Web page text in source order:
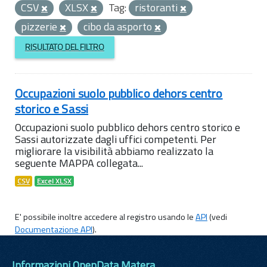
CSV
XLSX Tag: ristoranti
pizzerie
cibo da asporto
RISULTATO DEL FILTRO
Occupazioni suolo pubblico dehors centro
storico e Sassi
Occupazioni suolo pubblico dehors centro storico e
Sassi autorizzate dagli uffici competenti. Per
migliorare la visibilità abbiamo realizzato la
seguente MAPPA collegata...
CSV Excel XLSX
E' possibile inoltre accedere al registro usando leAPI(vedi
Documentazione API).